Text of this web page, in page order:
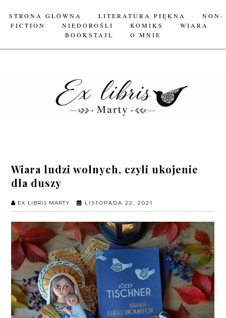
STRONA GŁÓWNA LITERATURA PIĘKNA
NON-
FICTION
NIEDOROŚLI KOMIKS
WIARA
BOOKSTAJL
O MNIE
Wiara ludzi wolnych, czyli ukojenie
dla duszy
EX LIBRIS MARTY LISTOPADA 22, 2021